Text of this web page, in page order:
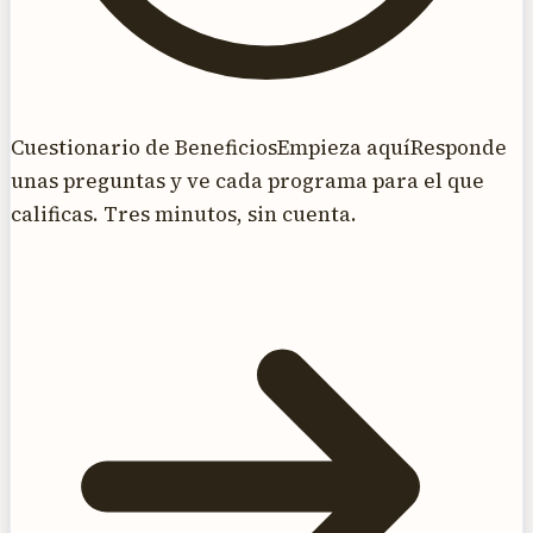
Cuestionario de BeneficiosEmpieza aquíResponde
unas preguntas y ve cada programa para el que
calificas. Tres minutos, sin cuenta.